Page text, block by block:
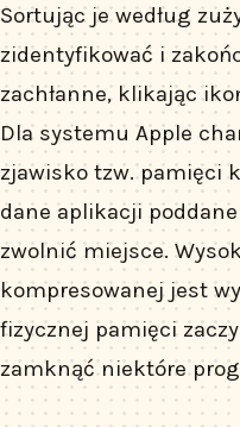
Sortując je według
zidentyfikować i
zachłanne, klikając
Dla systemu Apple
zjawisko tzw. pamięci
dane aplikacji
zwolnić miejsce.
kompresowanej jest
fizycznej pamięci
zamknąć niektóre